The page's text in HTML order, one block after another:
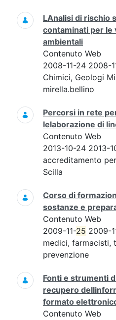
LAnalisi di rischio
contaminati per le
ambientali
Contenuto Web
2008-11-24 2008-
Chimici, Geologi
mirella.bellino
Percorsi in rete
lelaborazione di
Contenuto Web
2013-10-24 2013-
accreditamento
Scilla
Corso di
sostanze e
Contenuto Web
2009-11-25 2009-
medici, farmacisti,
prevenzione
Fonti e strumenti
recupero
formato
Contenuto Web